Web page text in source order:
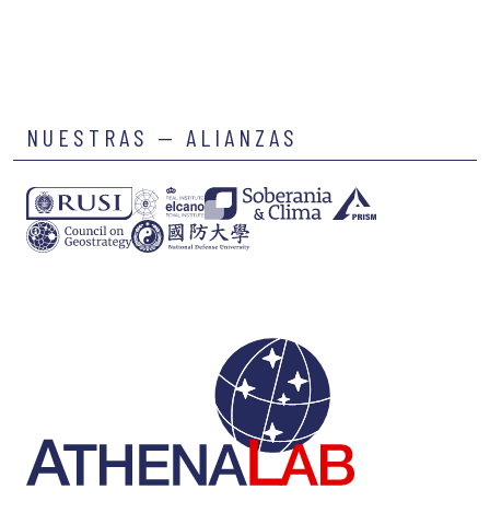
NUESTRAS — ALIANZAS